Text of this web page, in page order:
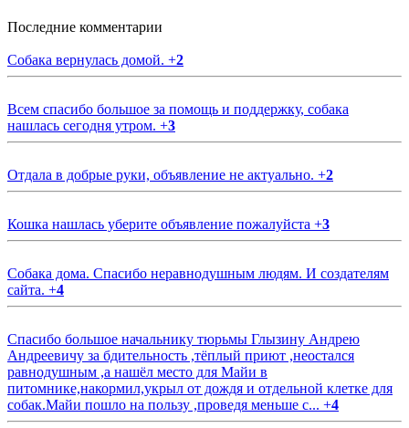
Последние комментарии
Собака вернулась домой. +2
Всем спасибо большое за помощь и поддержку, собака
нашлась сегодня утром. +3
Отдала в добрые руки, объявление не актуально. +2
Кошка нашлась уберите объявление пожалуйста +3
Собака дома. Спасибо неравнодушным людям. И создателям
сайта. +4
Спасибо большое начальнику тюрьмы Глызину Андрею
Андреевичу за бдительность ,тёплый приют ,неостался
равнодушным ,а нашёл место для Майи в
питомнике,накормил,укрыл от дождя и отдельной клетке для
собак.Майи пошло на пользу ,проведя меньше с... +4